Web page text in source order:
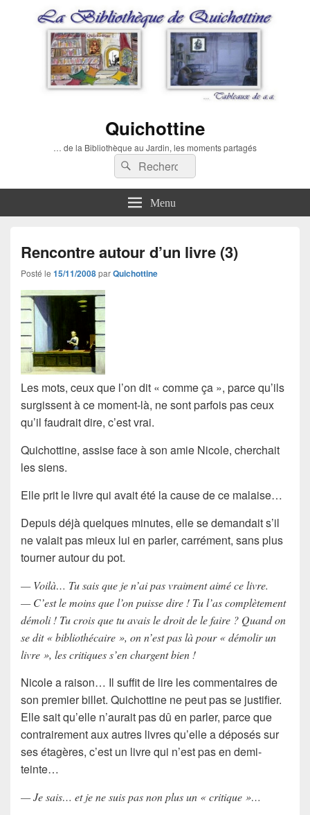
Quichottine
… de la Bibliothèque au Jardin, les moments partagés
Recherche :
Rechercher
Menu
Rencontre autour d’un livre (3)
Posté le 15/11/2008parQuichottine
Les mots, ceux que l’on dit « comme ça », parce qu’ils
surgissent à ce moment-là, ne sont parfois pas ceux
qu’il faudrait dire, c’est vrai.
Quichottine, assise face à son amie Nicole, cherchait
les siens.
Elle prit le livre qui avait été la cause de ce malaise…
Depuis déjà quelques minutes, elle se demandait s’il
ne valait pas mieux lui en parler, carrément, sans plus
tourner autour du pot.
— Voilà… Tu sais que je n’ai pas vraiment aimé ce livre.
— C’est le moins que l’on puisse dire ! Tu l’as complètement
démoli ! Tu crois que tu avais le droit de le faire ? Quand on
se dit « bibliothécaire », on n’est pas là pour « démolir un
livre », les critiques s’en chargent bien !
Nicole a raison… Il suffit de lire les commentaires de
son premier billet. Quichottine ne peut pas se justifier.
Elle sait qu’elle n’aurait pas dû en parler, parce que
contrairement aux autres livres qu’elle a déposés sur
ses étagères, c’est un livre qui n’est pas en demi-
teinte…
— Je sais… et je ne suis pas non plus un « critique »…